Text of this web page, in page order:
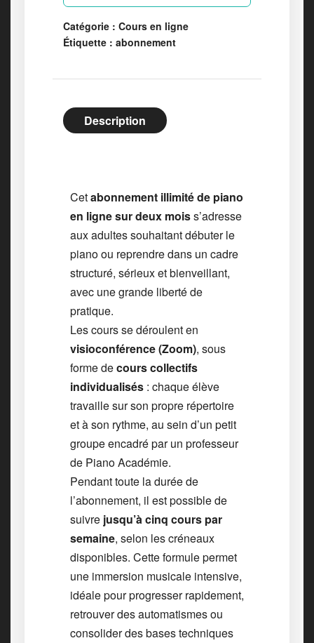
Catégorie : Cours en ligne
Étiquette : abonnement
Description
Cetabonnement illimité de piano
en ligne sur deux moiss’adresse
aux adultes souhaitant débuter le
piano ou reprendre dans un cadre
structuré, sérieux et bienveillant,
avec une grande liberté de
pratique.
Les cours se déroulent en
visioconférence (Zoom), sous
forme decours collectifs
individualisés : chaque élève
travaille sur son propre répertoire
et à son rythme, au sein d’un petit
groupe encadré par un professeur
de Piano Académie.
Pendant toute la durée de
l’abonnement, il est possible de
suivre jusqu’à cinq cours par
semaine, selon les créneaux
disponibles. Cette formule permet
une immersion musicale intensive,
idéale pour progresser rapidement,
retrouver des automatismes ou
consolider des bases techniques